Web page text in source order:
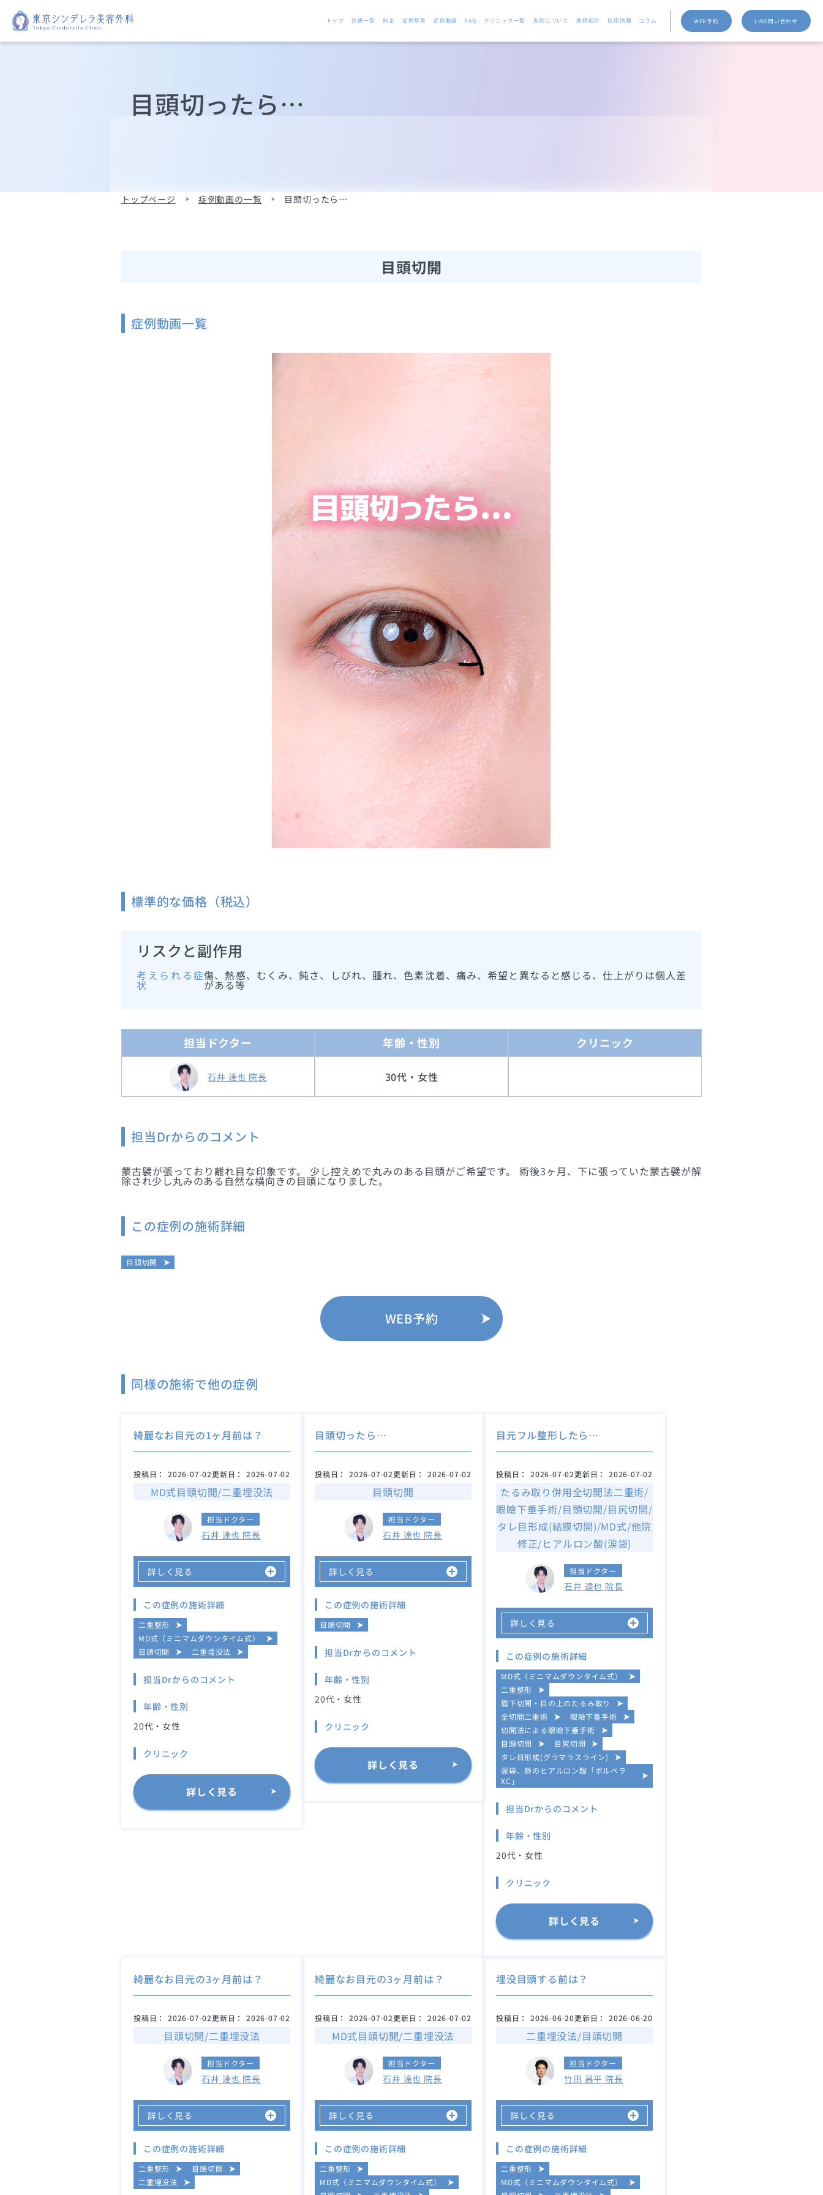
トップ 診療一覧 料金 症例写真 症例動画 FAQ クリニック一覧 当院について 医師紹介 採用情報 コラム WEB予約 LINE問い合わせ
目頭切ったら…
トップページ 症例動画の一覧 目頭切ったら…
目頭切開
症例動画一覧
標準的な価格（税込）
リスクと副作用
考えられる症
状
傷、熱感、むくみ、鈍さ、しびれ、腫れ、色素沈着、痛み、希望と異なると感じる、仕上がりは個人差
がある等
担当ドクター
石井 達也 院長
年齢・性別
30代・女性
クリニック
担当Drからのコメント
蒙古襞が張っており離れ目な印象です。 少し控えめで丸みのある目頭がご希望です。 術後3ヶ月、下に張っていた蒙古襞が解
除され少し丸みのある自然な横向きの目頭になりました。
この症例の施術詳細
目頭切開
WEB予約
同様の施術で他の症例
綺麗なお目元の1ヶ月前は？
投稿日： 2026-07-02更新日： 2026-07-02
MD式目頭切開/二重埋没法
担当ドクター
石井 達也 院長
詳しく見る
この症例の施術詳細
二重整形
MD式（ミニマムダウンタイム式）
目頭切開
二重埋没法
担当Drからのコメント
年齢・性別
20代・女性
クリニック
詳しく見る
目頭切ったら…
投稿日： 2026-07-02更新日： 2026-07-02
目頭切開
担当ドクター
石井 達也 院長
詳しく見る
この症例の施術詳細
目頭切開
担当Drからのコメント
年齢・性別
20代・女性
クリニック
詳しく見る
目元フル整形したら…
投稿日： 2026-07-02更新日： 2026-07-02
たるみ取り併用全切開法二重術/
眼瞼下垂手術/目頭切開/目尻切開/
タレ目形成(結膜切開)/MD式/他院
修正/ヒアルロン酸(涙袋)
担当ドクター
石井 達也 院長
詳しく見る
この症例の施術詳細
MD式（ミニマムダウンタイム式）
二重整形
眉下切開・目の上のたるみ取り
全切開二重術
眼瞼下垂手術
切開法による眼瞼下垂手術
目頭切開
目尻切開
タレ目形成(グラマラスライン)
涙袋、唇のヒアルロン酸「ボルベラ
XC」
担当Drからのコメント
年齢・性別
20代・女性
クリニック
詳しく見る
綺麗なお目元の3ヶ月前は？
投稿日： 2026-07-02更新日： 2026-07-02
目頭切開/二重埋没法
担当ドクター
石井 達也 院長
詳しく見る
この症例の施術詳細
二重整形
目頭切開
二重埋没法
綺麗なお目元の3ヶ月前は？
投稿日： 2026-07-02更新日： 2026-07-02
MD式目頭切開/二重埋没法
担当ドクター
石井 達也 院長
詳しく見る
この症例の施術詳細
二重整形
MD式（ミニマムダウンタイム式）
埋没目頭する前は？
投稿日： 2026-06-20更新日： 2026-06-20
二重埋没法/目頭切開
担当ドクター
竹田 昌平 院長
詳しく見る
この症例の施術詳細
二重整形
MD式（ミニマムダウンタイム式）